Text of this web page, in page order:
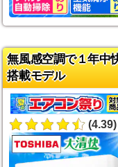
無風感空調で１年
搭載モデル
(4.39)